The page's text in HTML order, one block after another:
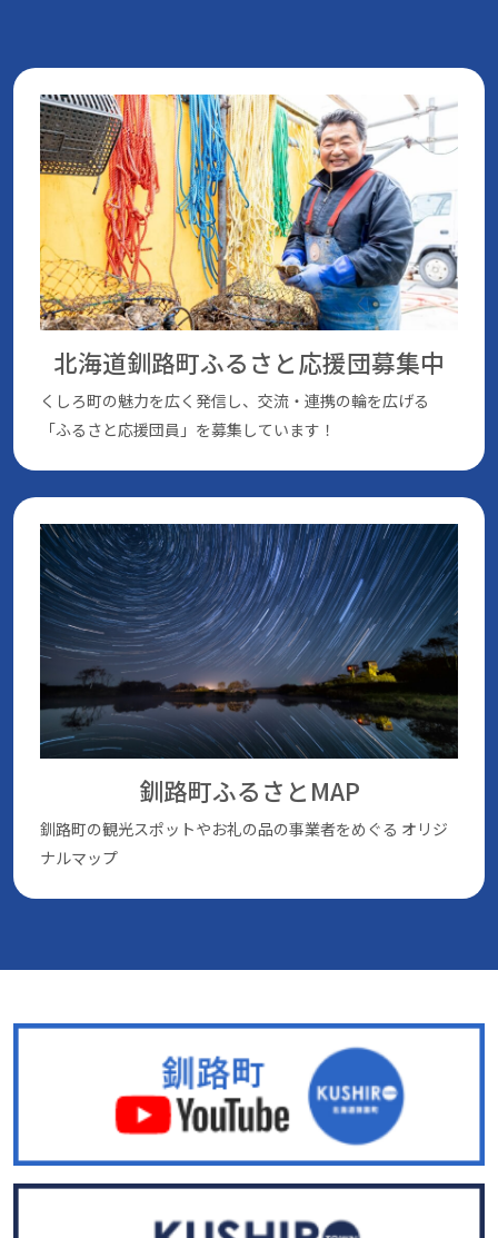
北海道釧路町ふるさと応援団募集中
くしろ町の魅⼒を広く発信し、交流・連携の輪を広げる
「ふるさと応援団員」を募集しています！
釧路町ふるさとMAP
釧路町の観光スポットやお礼の品の事業者をめぐる オリジ
ナルマップ